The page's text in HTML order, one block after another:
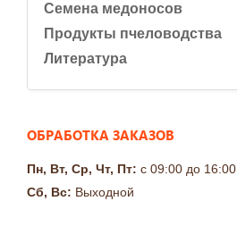
Семена медоносов
Продукты пчеловодства
Литература
ОБРАБОТКА ЗАКАЗОВ
Пн, Вт, Ср, Чт, Пт: с 09:00 до 16:00
Сб, Вс: Выходной